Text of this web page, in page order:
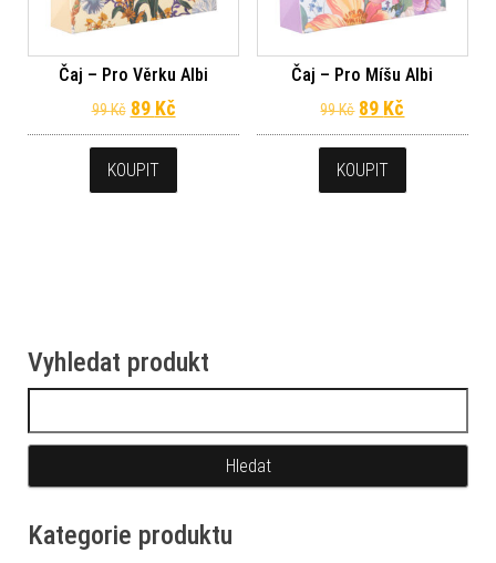
Čaj – Pro Věrku Albi
99Kč Původní cena byla: 99 Kč.
89 KčAktuální cena je: 89 Kč.
KOUPIT
Čaj – Pro Míšu Albi
99Kč Původní cena
89 Kč
KOUPIT
Vyhledat produkt
Kategorie produktu